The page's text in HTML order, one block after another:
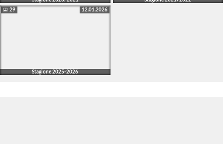
12.01.2026
29
Stagione 2025-2026